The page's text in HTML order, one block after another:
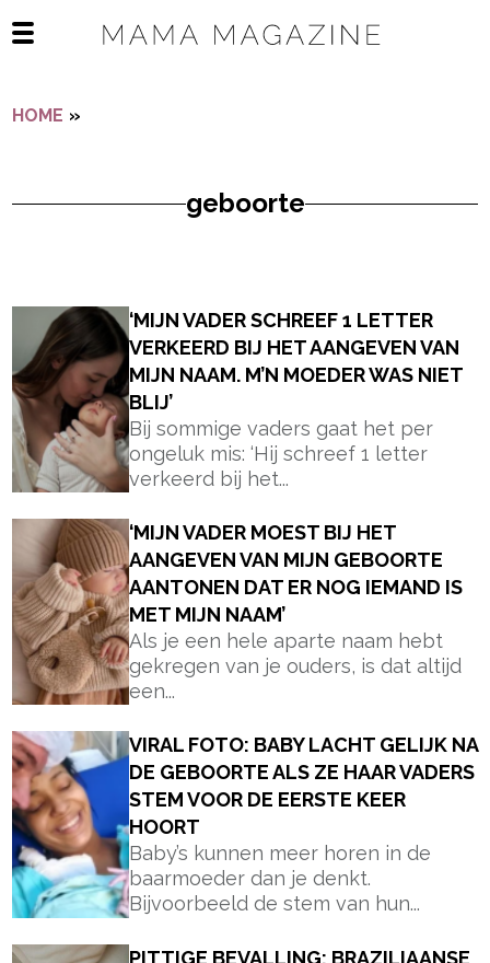
Open het mobiele menu
HOME »
geboorte
‘MIJN VADER SCHREEF 1 LETTER
VERKEERD BIJ HET AANGEVEN VAN
MIJN NAAM. M’N MOEDER WAS NIET
BLIJ’
Bij sommige vaders gaat het per
ongeluk mis: ‘Hij schreef 1 letter
verkeerd bij het...
‘MIJN VADER MOEST BIJ HET
AANGEVEN VAN MIJN GEBOORTE
AANTONEN DAT ER NOG IEMAND IS
MET MIJN NAAM’
Als je een hele aparte naam hebt
gekregen van je ouders, is dat altijd
een...
VIRAL FOTO: BABY LACHT GELIJK NA
DE GEBOORTE ALS ZE HAAR VADERS
STEM VOOR DE EERSTE KEER
HOORT
Baby’s kunnen meer horen in de
baarmoeder dan je denkt.
Bijvoorbeeld de stem van hun...
PITTIGE BEVALLING: BRAZILIAANSE